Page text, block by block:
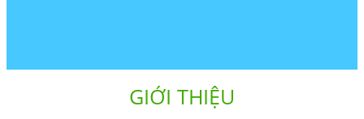
GIỚI THIỆU